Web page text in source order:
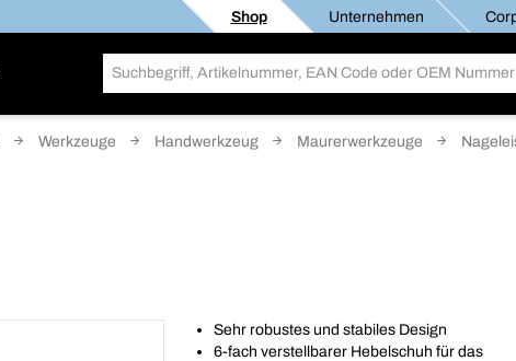
Shop Unternehmen
Werkzeuge Handwerkzeug Maurerwerkzeuge
Sehr robustes und stabiles Design
6-fach verstellbarer Hebelschuh für das